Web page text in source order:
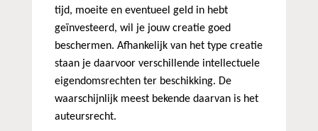
tijd, moeite en eventueel geld in hebt
geïnvesteerd, wil je jouw creatie goed
beschermen. Afhankelijk van het type creatie
staan je daarvoor verschillende intellectuele
eigendomsrechten ter beschikking. De
waarschijnlijk meest bekende daarvan is het
auteursrecht.